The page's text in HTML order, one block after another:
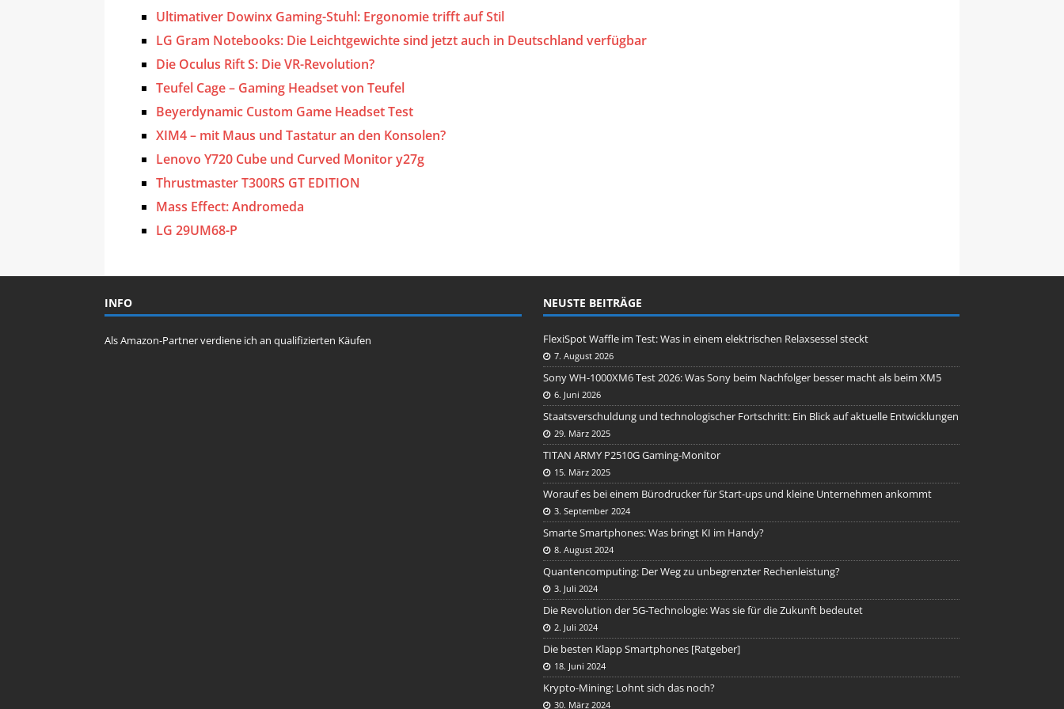
Ultimativer Dowinx Gaming-Stuhl: Ergonomie trifft auf Stil
LG Gram Notebooks: Die Leichtgewichte sind jetzt auch in Deutschland verfügbar
Die Oculus Rift S: Die VR-Revolution?
Teufel Cage – Gaming Headset von Teufel
Beyerdynamic Custom Game Headset Test
XIM4 – mit Maus und Tastatur an den Konsolen?
Lenovo Y720 Cube und Curved Monitor y27g
Thrustmaster T300RS GT EDITION
Mass Effect: Andromeda
LG 29UM68-P
INFO
Als Amazon-Partner verdiene ich an qualifizierten Käufen
NEUSTE BEITRÄGE
FlexiSpot Waffle im Test: Was in einem elektrischen Relaxsessel steckt
7. August 2026
Sony WH-1000XM6 Test 2026: Was Sony beim Nachfolger besser macht als beim XM5
6. Juni 2026
Staatsverschuldung und technologischer Fortschritt: Ein Blick auf aktuelle Entwicklungen
29. März 2025
TITAN ARMY P2510G Gaming-Monitor
15. März 2025
Worauf es bei einem Bürodrucker für Start-ups und kleine Unternehmen ankommt
3. September 2024
Smarte Smartphones: Was bringt KI im Handy?
8. August 2024
Quantencomputing: Der Weg zu unbegrenzter Rechenleistung?
3. Juli 2024
Die Revolution der 5G-Technologie: Was sie für die Zukunft bedeutet
2. Juli 2024
Die besten Klapp Smartphones [Ratgeber]
18. Juni 2024
Krypto-Mining: Lohnt sich das noch?
30. März 2024